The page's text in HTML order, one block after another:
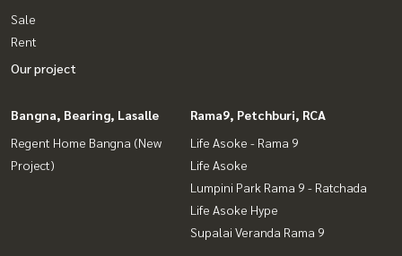
Sale
Rent
Our project
Bangna, Bearing, Lasalle
Regent Home Bangna (New
Project)
Rama9, Petchburi, RCA
Life Asoke - Rama 9
Life Asoke
Lumpini Park Rama 9 - Ratchada
Life Asoke Hype
Supalai Veranda Rama 9